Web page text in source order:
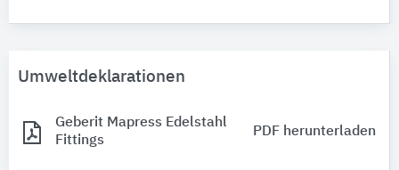
Umweltdeklarationen
Geberit Mapress Edelstahl
Fittings
PDF herunterladen